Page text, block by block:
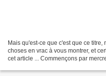
Mais qu'est-ce que c'est que ce
choses en vrac à vous montrer, et
cet article ... Commençons par